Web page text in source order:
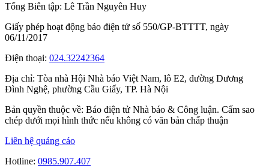
Tổng Biên tập: Lê Trần Nguyên Huy
Giấy phép hoạt động báo điện tử số 550/GP-BTTTT, ngày
06/11/2017
Điện thoại: 024.32242364
Địa chỉ: Tòa nhà Hội Nhà báo Việt Nam, lô E2, đường Dương
Đình Nghệ, phường Cầu Giấy, TP. Hà Nội
Bản quyền thuộc về: Báo điện tử Nhà báo & Công luận. Cấm sao
chép dưới mọi hình thức nếu không có văn bản chấp thuận
Liên hệ quảng cáo
Hotline: 0985.907.407